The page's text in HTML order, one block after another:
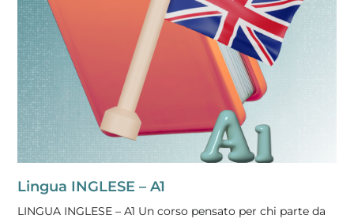
Lingua INGLESE – A1
LINGUA INGLESE – A1 Un corso pensato per chi parte da